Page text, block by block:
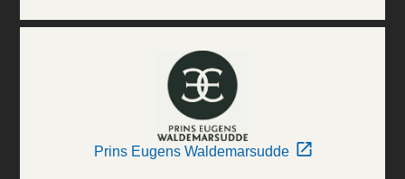
Prins Eugens Waldemarsudde